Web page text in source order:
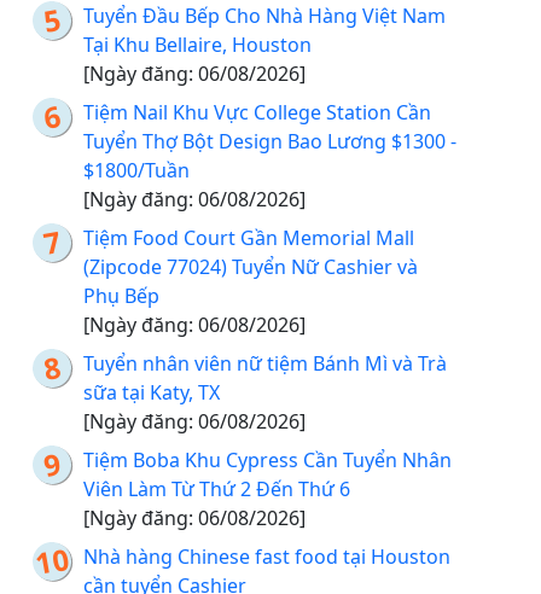
Tuyển Đầu Bếp Cho Nhà Hàng Việt Nam
Tại Khu Bellaire, Houston
[Ngày đăng: 06/08/2026]
Tiệm Nail Khu Vực College Station Cần
Tuyển Thợ Bột Design Bao Lương $1300 -
$1800/Tuần
[Ngày đăng: 06/08/2026]
Tiệm Food Court Gần Memorial Mall
(Zipcode 77024) Tuyển Nữ Cashier và
Phụ Bếp
[Ngày đăng: 06/08/2026]
Tuyển nhân viên nữ tiệm Bánh Mì và Trà
sữa tại Katy, TX
[Ngày đăng: 06/08/2026]
Tiệm Boba Khu Cypress Cần Tuyển Nhân
Viên Làm Từ Thứ 2 Đến Thứ 6
[Ngày đăng: 06/08/2026]
Nhà hàng Chinese fast food tại Houston
cần tuyển Cashier